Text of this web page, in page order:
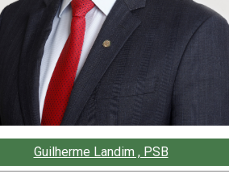
Guilherme Landim , PSB